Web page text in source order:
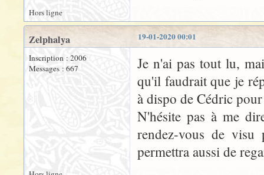
Hors ligne
19-01-2020 00:01
Zelphalya
Inscription : 2006
Messages : 667
Je n'ai pas tout lu,
qu'il faudrait que je
à dispo de Cédric
N'hésite pas à me
rendez-vous de
permettra aussi de